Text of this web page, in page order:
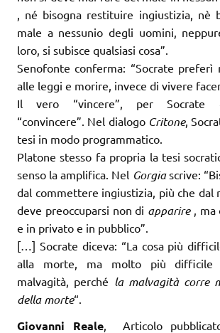
, né bisogna restituire ingiustizia, nè
male a nessunio degli uomini,
loro, si subisce qualsiasi cosa”.
Senofonte conferma: “Socrate preferì
alle leggi e morire, invece di vivere
Il vero “vincere”, per Socrate
“convincere”. Nel dialogo Critone,
tesi in modo programmatico.
Platone stesso fa propria la tesi
senso la amplifica. Nel Gorgiascrive:
dal commettere ingiustizia, più che dal
deve preoccuparsi non di apparire, ma
e in privato e in pubblico”.
[…] Socrate diceva: “La cosa più
alla morte, ma molto più difficile
malvagità, perché la malvagità corre
della morte“.
Giovanni Reale, Articolo